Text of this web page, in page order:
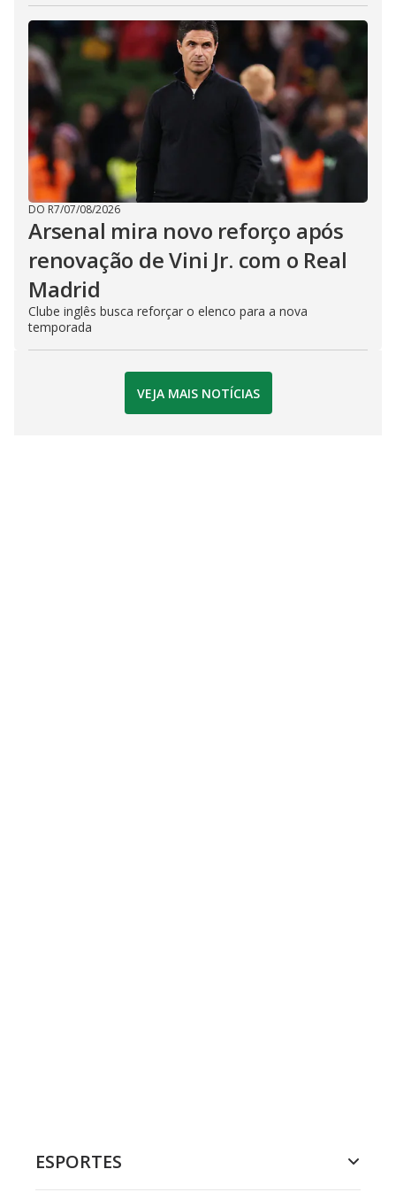
DO R7/07/08/2026
Arsenal mira novo reforço após
renovação de Vini Jr. com o Real
Madrid
Clube inglês busca reforçar o elenco para a nova
temporada
VEJA MAIS NOTÍCIAS
ESPORTES